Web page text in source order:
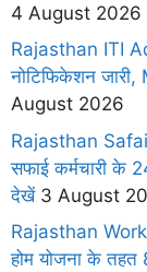
4 August 2026
Rajasthan ITI
नोटिफिकेशन
August 2026
Rajasthan
सफाई कर्मचारी के
देखें3 August
Rajasthan
होम योजना के तहत